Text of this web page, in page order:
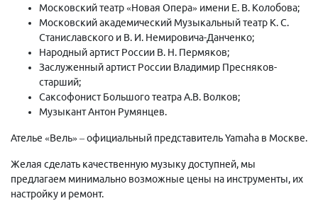
Московский театр «Новая Опера» имени Е. В. Колобова;
Московский академический Музыкальный театр К. С.
Станиславского и В. И. Немировича-Данченко;
Народный артист России В. Н. Пермяков;
Заслуженный артист России Владимир Пресняков-
старший;
Саксофонист Большого театра А.В. Волков;
Музыкант Антон Румянцев.
Ателье «Вель» – официальный представитель Yamaha в Москве.
Желая сделать качественную музыку доступней, мы
предлагаем минимально возможные цены на инструменты, их
настройку и ремонт.